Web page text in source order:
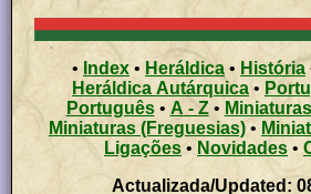
• Index• Heráldica • História
Heráldica Autárquica •
Português• A - Z•
Miniaturas (Freguesias) •
Ligações • Novidades •
Actualizada/Updated: